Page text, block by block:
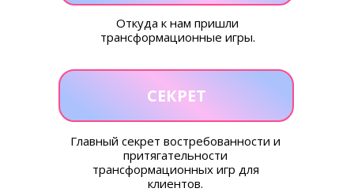
СЕКРЕТ
Откуда к нам пришли
трансформационные игры.
Главный секрет востребованности и
притягательности
трансформационных игр для
клиентов.